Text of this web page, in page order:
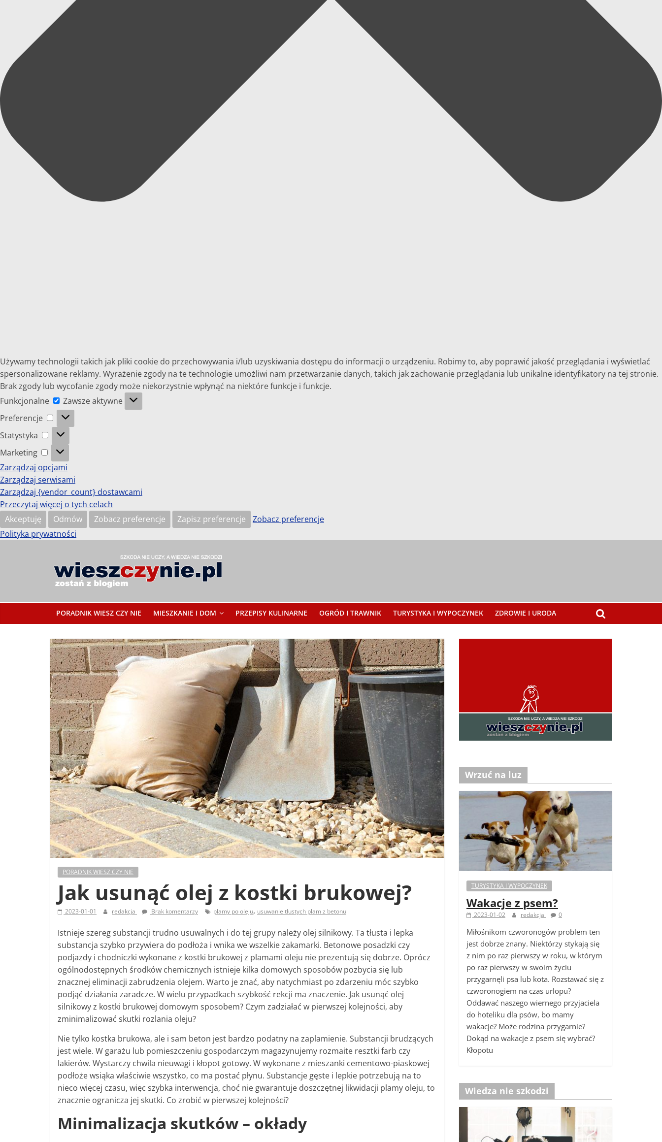
Używamy technologii takich jak pliki cookie do przechowywania i/lub uzyskiwania dostępu do informacji o urządzeniu. Robimy to, aby poprawić jakość przeglądania i wyświetlać
spersonalizowane reklamy. Wyrażenie zgody na te technologie umożliwi nam przetwarzanie danych, takich jak zachowanie przeglądania lub unikalne identyfikatory na tej stronie.
Brak zgody lub wycofanie zgody może niekorzystnie wpłynąć na niektóre funkcje i funkcje.
Funkcjonalne
Funkcjonalne
Zawsze aktywne
Preferencje
Preferencje
Statystyka
Statystyka
Marketing
Marketing
Zarządzaj opcjami
Zarządzaj serwisami
Zarządzaj {vendor_count} dostawcami
Przeczytaj więcej o tych celach
Akceptuję
Odmów Zobacz preferencje Zapisz preferencje
Zobacz preferencje
Polityka prywatności
wieszczynie.pl
Szkoda
nie
uczy,
a
wiedza
nie
szkodzi.
PORADNIK WIESZ CZY NIE MIESZKANIE I DOM PRZEPISY KULINARNE OGRÓD I TRAWNIK TURYSTYKA I WYPOCZYNEK ZDROWIE I URODA
PORADNIK WIESZ CZY NIE
Jak usunąć olej z kostki brukowej?
2023-01-01 redakcja Brak komentarzy plamy po oleju, usuwanie tłustych plam z betonu
Istnieje szereg substancji trudno usuwalnych i do tej grupy należy olej silnikowy. Ta tłusta i lepka
substancja szybko przywiera do podłoża i wnika we wszelkie zakamarki. Betonowe posadzki czy
podjazdy i chodniczki wykonane z kostki brukowej z plamami oleju nie prezentują się dobrze. Oprócz
ogólnodostępnych środków chemicznych istnieje kilka domowych sposobów pozbycia się lub
znacznej eliminacji zabrudzenia olejem. Warto je znać, aby natychmiast po zdarzeniu móc szybko
podjąć działania zaradcze. W wielu przypadkach szybkość rekcji ma znaczenie. Jak usunąć olej
silnikowy z kostki brukowej domowym sposobem? Czym zadziałać w pierwszej kolejności, aby
zminimalizować skutki rozlania oleju?
Nie tylko kostka brukowa, ale i sam beton jest bardzo podatny na zaplamienie. Substancji brudzących
jest wiele. W garażu lub pomieszczeniu gospodarczym magazynujemy rozmaite resztki farb czy
lakierów. Wystarczy chwila nieuwagi i kłopot gotowy. W wykonane z mieszanki cementowo-piaskowej
podłoże wsiąka właściwie wszystko, co ma postać płynu. Substancje gęste i lepkie potrzebują na to
nieco więcej czasu, więc szybka interwencja, choć nie gwarantuje doszczętnej likwidacji plamy oleju, to
znacznie ogranicza jej skutki. Co zrobić w pierwszej kolejności?
Minimalizacja skutków – okłady
Wrzuć na luz
TURYSTYKA I WYPOCZYNEK
Wakacje z psem?
2023-01-02 redakcja 0
Miłośnikom czworonogów problem ten
jest dobrze znany. Niektórzy stykają się
z nim po raz pierwszy w roku, w którym
po raz pierwszy w swoim życiu
przygarnęli psa lub kota. Rozstawać się z
czworonogiem na czas urlopu?
Oddawać naszego wiernego przyjaciela
do hoteliku dla psów, bo mamy
wakacje? Może rodzina przygarnie?
Dokąd na wakacje z psem się wybrać?
Kłopotu
Wiedza nie szkodzi